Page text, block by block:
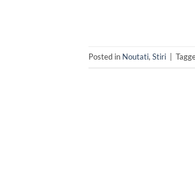
Posted in Noutati, Stiri